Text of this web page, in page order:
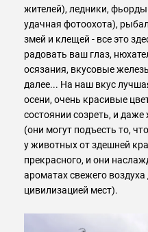
жителей), ледники,
удачная фотоохота),
змей и клещей - все это
радовать ваш глаз,
осязания, вкусовые
далее... На наш вкус
осени, очень красивые
состоянии созреть, и
(они могут подъесть то,
у животных от здешней
прекрасного, и они
ароматах свежего
цивилизацией мест).